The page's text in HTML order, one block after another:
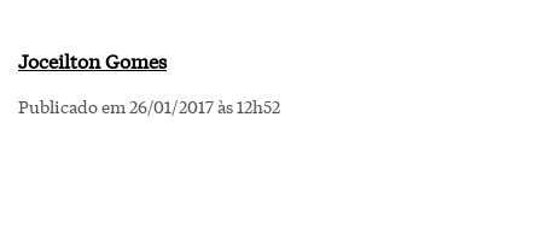
Joceilton Gomes
Publicado em 26/01/2017 às 12h52